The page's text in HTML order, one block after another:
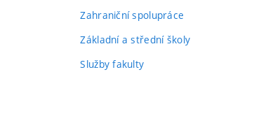
Zahraniční spolupráce
Základní a střední školy
Služby fakulty